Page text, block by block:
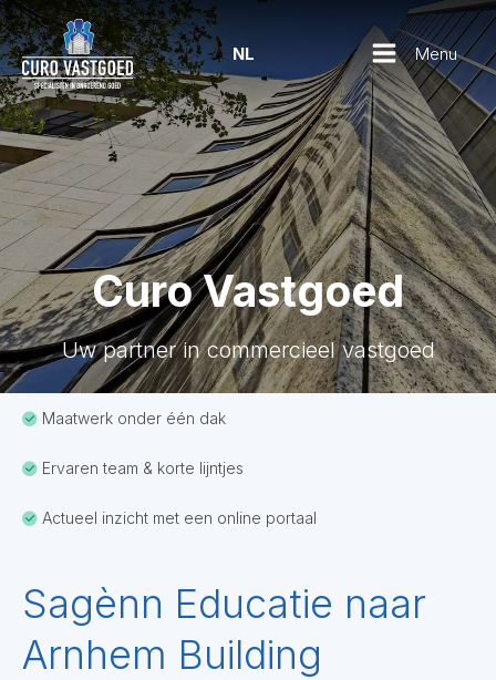
NL Menu
Curo Vastgoed
Uw partner in commercieel vastgoed
Maatwerk onder één dak
Ervaren team & korte lijntjes
Actueel inzicht met een online portaal
Sagènn Educatie naar
Arnhem Building